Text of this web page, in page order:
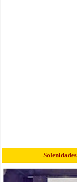
Solenidades